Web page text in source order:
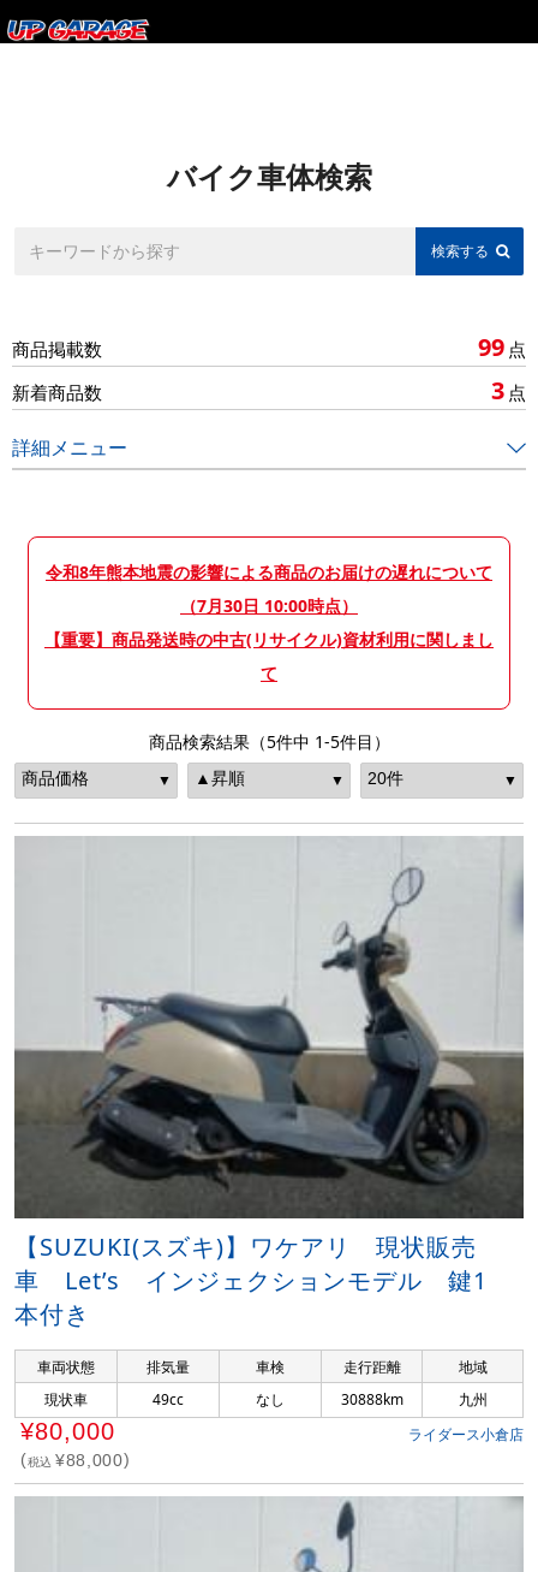
バイク車体検索
商品掲載数 99 点
新着商品数
3 点
詳細メニュー
令和8年熊本地震の影響による商品のお届けの遅れについて
（7月30日 10:00時点）
【重要】商品発送時の中古(リサイクル)資材利用に関しまし
て
商品検索結果（5件中 1-5件目）
【SUZUKI(スズキ)】ワケアリ 現状販売
車 Let’s インジェクションモデル 鍵1
本付き
車両状態 排気量 車検 走行距離
地域
現状車
49cc なし 30888km 九州
¥80,000
税込 ¥88,000
ライダース小倉店